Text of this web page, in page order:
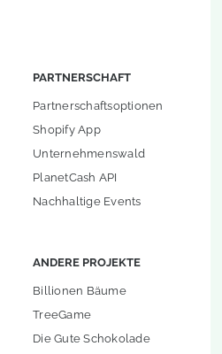
PARTNERSCHAFT
Partnerschaftsoptionen
Shopify App
Unternehmenswald
PlanetCash API
Nachhaltige Events
ANDERE PROJEKTE
Billionen Bäume
TreeGame
Die Gute Schokolade